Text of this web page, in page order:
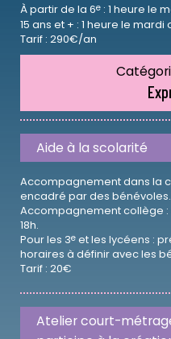
À partir de la 6e : 1 heure le
15 ans et + : 1 heure le
Tarif : 290€/an
Aide à la scolarité
Accompagnement dans la
encadré par des bénévoles.
Accompagnement collège :
18h.
Pour les 3e et les lycéens :
horaires à définir avec les
Tarif : 20€
Atelier court-